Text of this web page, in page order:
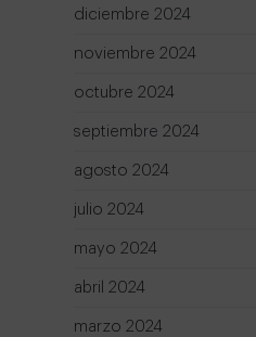
diciembre 2024
noviembre 2024
octubre 2024
septiembre 2024
agosto 2024
julio 2024
mayo 2024
abril 2024
marzo 2024